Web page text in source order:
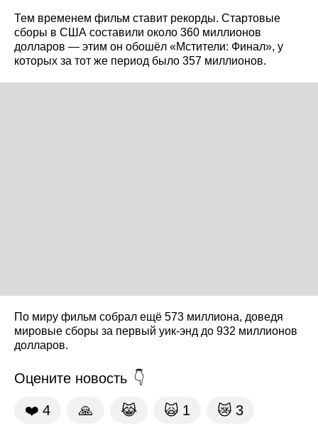
Тем временем фильм ставит рекорды. Стартовые
сборы в США составили около 360 миллионов
долларов — этим он обошёл «Мстители: Финал», у
которых за тот же период было 357 миллионов.
По миру фильм собрал ещё 573 миллиона, доведя
мировые сборы за первый уик-энд до 932 миллионов
долларов.
Оцените новость
❤️ 4 🙏 😹 🙀 1 😿 3